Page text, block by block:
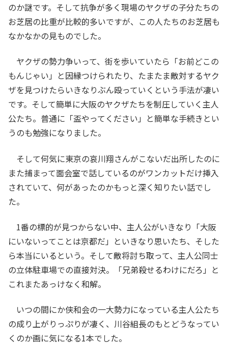
のか謎です。そして抗争が多く現場のヤクザの子分たちの
お芝居の比重が比較的多いですが、この人たちのお芝居も
なかなかの見ものでした。
ヤクザの勢力争いって、街を歩いていたら「お前どこの
もんじゃい」と因縁つけられたり、たまたま敵対するヤク
ザを見つけたらいきなりぶん殴っていくという手法が凄い
です。そして簡単に大阪のヤクザたちを制圧していく主人
公たち。普通に「盃やってください」と簡単な手続きとい
うのも勉強になりました。
そして何気に東京の哀川翔さんがこないだ出所したのに
また捕まって面会室で話しているのがワンカットだけ挿入
されていて、何があったのかもっと深く知りたい話でし
た。
1番の標的が見つからない中、主人公がいきなり「大阪
にいないってことは京都だ」といきなり思いたち、そした
ら本当にいるという。そして敵将討ち取って、主人公同士
の立体駐車場での直接対決。「兄弟殺せるわけにだろ」と
これまたあっけなく和解。
いつの間にか侠和会の一大勢力になっている主人公たち
の成り上がりっぷりが凄く、川谷組長のもとどうなってい
くのか画に気になる1本でした。